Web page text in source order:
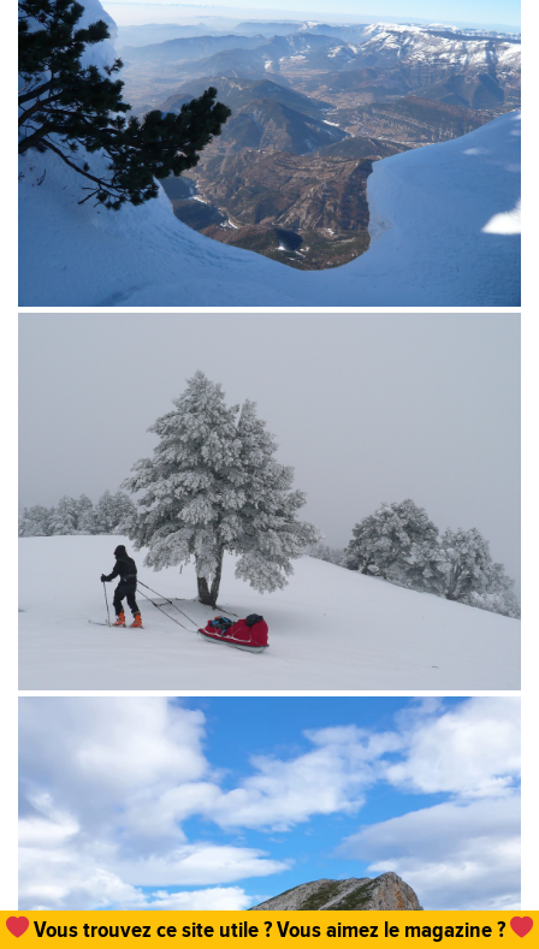
Vous trouvez ce site utile ? Vous aimez le magazine ?